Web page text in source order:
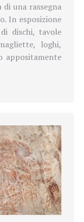
una rassegna
In esposizione
dischi, tavole
loghi,
appositamente